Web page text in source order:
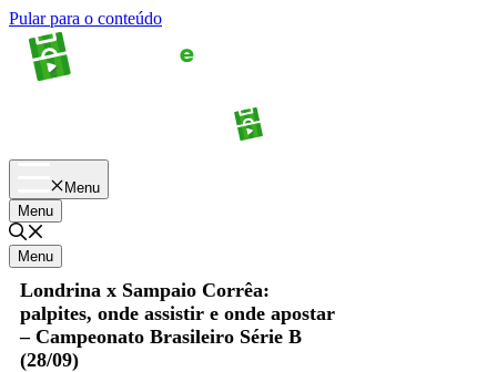
Pular para o conteúdo
Menu
Menu
Menu
Londrina x Sampaio Corrêa:
palpites, onde assistir e onde apostar
– Campeonato Brasileiro Série B
(28/09)